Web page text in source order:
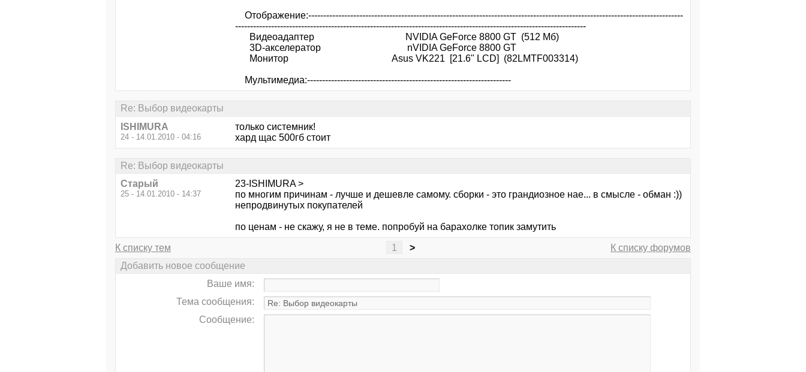
Отображение:-----------------------------------------------------------------------------------------------------------------------------
---------------------------------------------------------------------------------------------------------------------
Видеоадаптер NVIDIA GeForce 8800 GT (512 Мб)
3D-акселератор nVIDIA GeForce 8800 GT
Монитор Asus VK221 [21.6" LCD] (82LMTF003314)
Мультимедиа:--------------------------------------------------------------------
Re: Выбор видеокарты
ISHIMURA
24 - 14.01.2010 - 04:16
только системник!
хард щас 500гб стоит
Re: Выбор видеокарты
Старый
25 - 14.01.2010 - 14:37
23-ISHIMURA >
по многим причинам - лучше и дешевле самому. сборки - это грандиозное нае... в смысле - обман :))
непродвинутых покупателей
по ценам - не скажу, я не в теме. попробуй на барахолке топик замутить
К списку тем 1 >
К списку форумов
Добавить новое сообщение
Ваше имя:
Тема сообщения:
Сообщение: